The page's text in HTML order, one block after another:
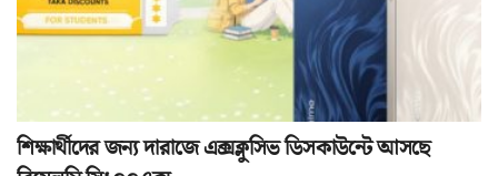
শিক্ষার্থীদের জন্য দারাজে এক্সক্লুসিভ ডিসকাউন্টে আসছে